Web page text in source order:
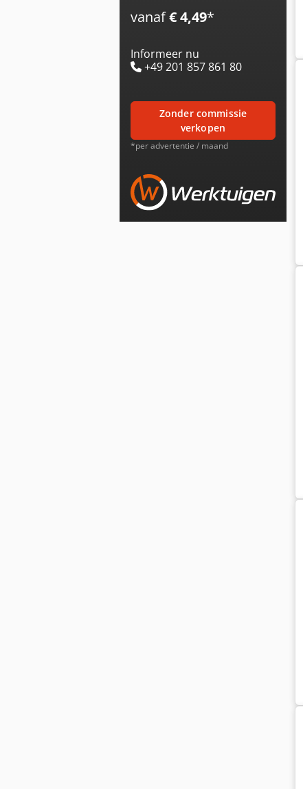
vanaf€ 4,49*
Informeer nu
+49 201 857 861 80
zonder commissie
verkopen
*per advertentie / maand